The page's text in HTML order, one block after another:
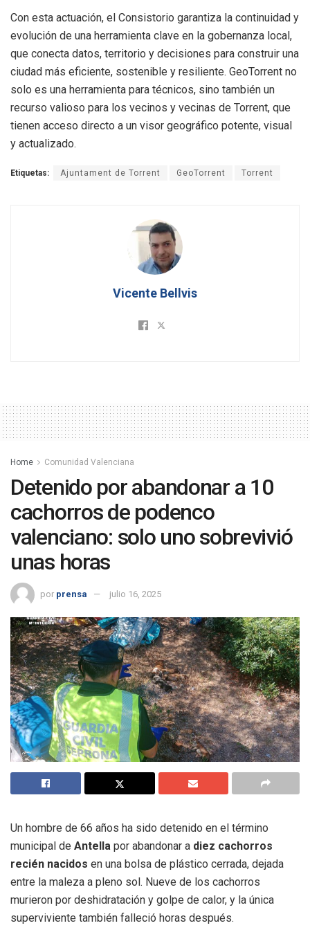
Con esta actuación, el Consistorio garantiza la continuidad y
evolución de una herramienta clave en la gobernanza local,
que conecta datos, territorio y decisiones para construir una
ciudad más eficiente, sostenible y resiliente. GeoTorrent no
solo es una herramienta para técnicos, sino también un
recurso valioso para los vecinos y vecinas de Torrent, que
tienen acceso directo a un visor geográfico potente, visual
y actualizado.
Etiquetas: Ajuntament de Torrent GeoTorrent Torrent
Vicente Bellvis
Home Comunidad Valenciana
Detenido por abandonar a 10
cachorros de podenco
valenciano: solo uno sobrevivió
unas horas
por prensa julio 16, 2025
Un hombre de 66 años ha sido detenido en el término
municipal de Antella por abandonar a diez cachorros
recién nacidos en una bolsa de plástico cerrada, dejada
entre la maleza a pleno sol. Nueve de los cachorros
murieron por deshidratación y golpe de calor, y la única
superviviente también falleció horas después.